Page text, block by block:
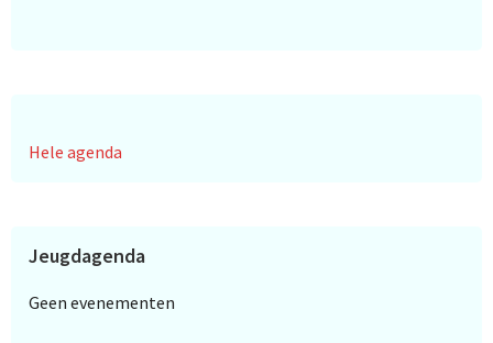
Hele agenda
Jeugdagenda
Geen evenementen